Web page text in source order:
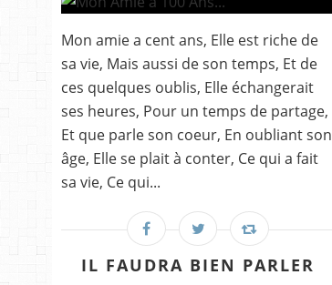
Mon amie a cent ans, Elle est riche de
sa vie, Mais aussi de son temps, Et de
ces quelques oublis, Elle échangerait
ses heures, Pour un temps de partage,
Et que parle son coeur, En oubliant son
âge, Elle se plait à conter, Ce qui a fait
sa vie, Ce qui...
IL FAUDRA BIEN PARLER